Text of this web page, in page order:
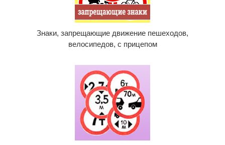
Знаки, запрещающие движение пешеходов,
велосипедов, с прицепом